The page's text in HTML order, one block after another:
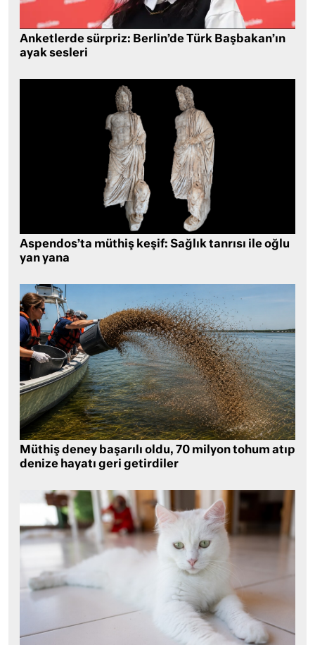
Anketlerde sürpriz: Berlin’de Türk Başbakan’ın
ayak sesleri
Aspendos’ta müthiş keşif: Sağlık tanrısı ile oğlu
yan yana
Müthiş deney başarılı oldu, 70 milyon tohum atıp
denize hayatı geri getirdiler